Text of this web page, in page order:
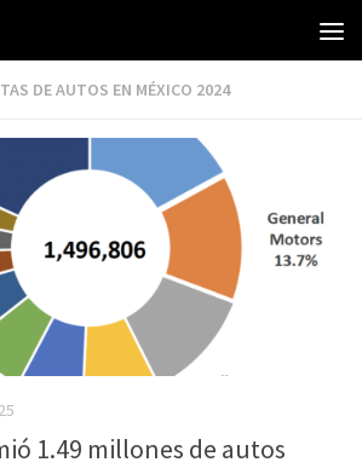
DE AUTOS EN MÉXICO 2024
1.49 millones de autos